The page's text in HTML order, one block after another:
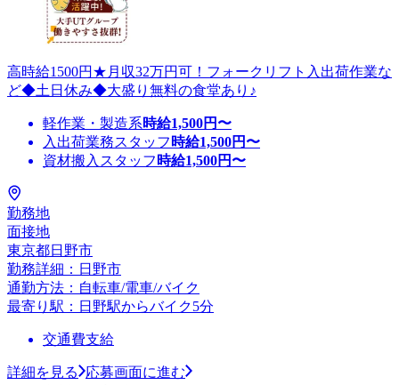
高時給1500円★月収32万円可！フォークリフト入出荷作業な
ど◆土日休み◆大盛り無料の食堂あり♪
軽作業・製造系時給1,500円〜
入出荷業務スタッフ 時給1,500円〜
資材搬入スタッフ 時給1,500円〜
勤務地
面接地
東京都日野市
勤務詳細：日野市
通勤方法：自転車/電車/バイク
最寄り駅：日野駅からバイク5分
交通費支給
詳細を見る
応募画面に進む